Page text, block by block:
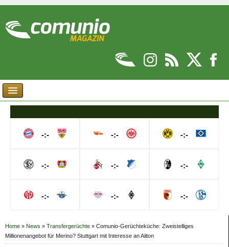
-:-
-:-
-:-
-:-
-:-
-:-
-:-
-:-
-:-
Home » News » Transfergerüchte » Comunio-Gerüchteküche: Zweistelliges
Millionenangebot für Merino? Stuttgart mit Interesse an Ailton